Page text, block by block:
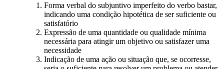
Forma verbal do subjuntivo imperfeito do verbo bastar,
indicando uma condição hipotética de ser suficiente ou
satisfatório
Expressão de uma quantidade ou qualidade mínima
necessária para atingir um objetivo ou satisfazer uma
necessidade
Indicação de uma ação ou situação que, se ocorresse,